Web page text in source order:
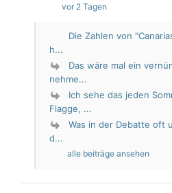
vor 2 Tagen
Die Zahlen von
h...
Das wäre mal ein
nehme...
Ich sehe das jeden
Flagge, ...
Was in der Debatte oft
d...
alle beiträge ansehen